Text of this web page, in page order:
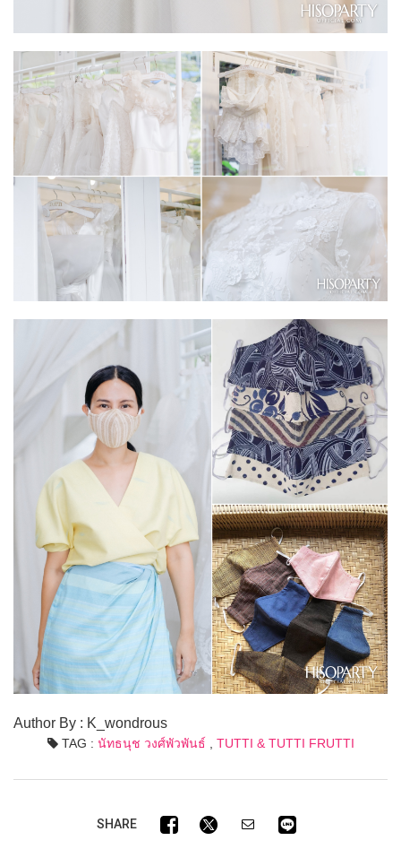
Author By : K_wondrous
TAG : นัทธนุช วงศ์พัวพันธ์ TUTTI & TUTTI FRUTTI
SHARE